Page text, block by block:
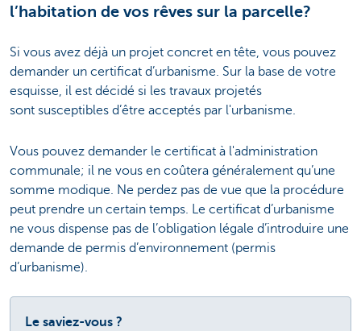
l’habitation de vos rêves sur la parcelle?
Si vous avez déjà un projet concret en tête, vous pouvez
demander un certificat d’urbanisme. Sur la base de votre
esquisse, il est décidé si les travaux projetés
sont susceptibles d’être acceptés par l'urbanisme.
Vous pouvez demander le certificat à l'administration
communale; il ne vous en coûtera généralement qu’une
somme modique. Ne perdez pas de vue que la procédure
peut prendre un certain temps. Le certificat d’urbanisme
ne vous dispense pas de l’obligation légale d’introduire une
demande de permis d’environnement (permis
d’urbanisme).
Le saviez-vous ?